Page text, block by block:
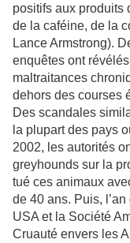
positifs aux produits
de la caféine, de la
Lance Armstrong).
enquêtes ont
maltraitances
dehors des courses
Des scandales
la plupart des pays
2002, les autorités
greyhounds sur la
tué ces animaux
de 40 ans. Puis,
USA et la Société
Cruauté envers les